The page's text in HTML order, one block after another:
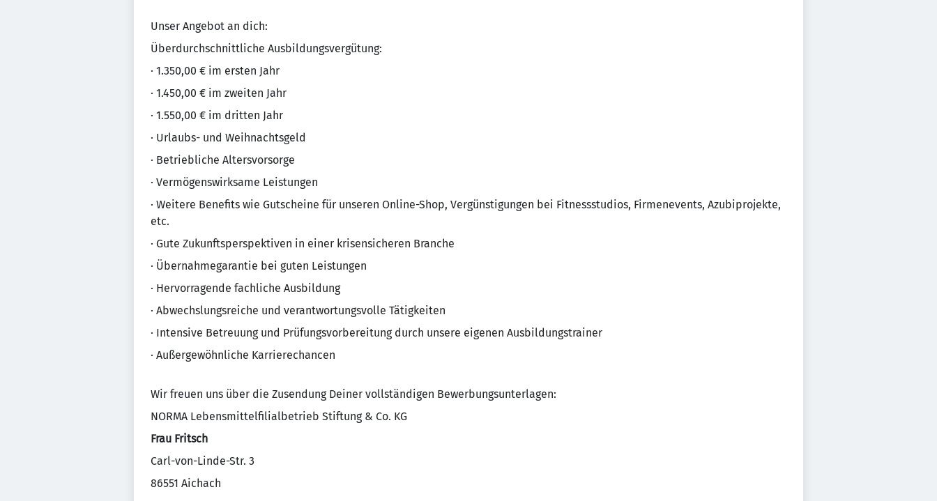
Unser Angebot an dich:
Überdurchschnittliche Ausbildungsvergütung:
· 1.350,00 € im ersten Jahr
· 1.450,00 € im zweiten Jahr
· 1.550,00 € im dritten Jahr
· Urlaubs- und Weihnachtsgeld
· Betriebliche Altersvorsorge
· Vermögenswirksame Leistungen
· Weitere Benefits wie Gutscheine für unseren Online-Shop, Vergünstigungen bei Fitnessstudios, Firmenevents, Azubiprojekte,
etc.
· Gute Zukunftsperspektiven in einer krisensicheren Branche
· Übernahmegarantie bei guten Leistungen
· Hervorragende fachliche Ausbildung
· Abwechslungsreiche und verantwortungsvolle Tätigkeiten
· Intensive Betreuung und Prüfungsvorbereitung durch unsere eigenen Ausbildungstrainer
· Außergewöhnliche Karrierechancen
Wir freuen uns über die Zusendung Deiner vollständigen Bewerbungsunterlagen:
NORMA Lebensmittelfilialbetrieb Stiftung & Co. KG
Frau Fritsch
Carl-von-Linde-Str. 3
86551 Aichach